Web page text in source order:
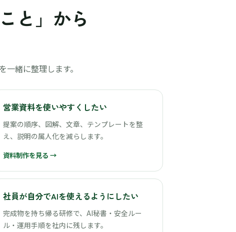
と」から
緒に整理します。
営業資料を使いやすくしたい
提案の順序、図解、文章、テンプレートを整
え、説明の属人化を減らします。
資料制作を見る →
社員が自分でAIを使えるようにしたい
完成物を持ち帰る研修で、AI秘書・安全ルー
ル・運用手順を社内に残します。